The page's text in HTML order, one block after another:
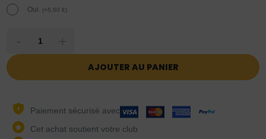
Oui. (+5,00€)
AJOUTER AU PANIER
Paiement sécurisé avec
Cet achat soutient votre club